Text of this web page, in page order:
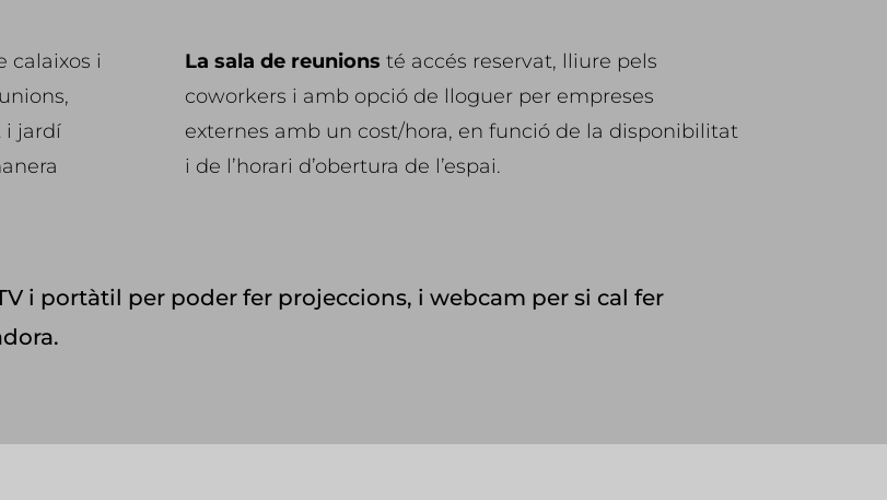
calaixos i
i jardí
La sala de reunions té accés reservat, lliure pels
coworkers i amb opció de lloguer per empreses
externes amb un cost/hora, en funció de la disponibilitat
i de l’horari d’obertura de l’espai.
i portàtil per poder fer projeccions, i webcam per si cal fer